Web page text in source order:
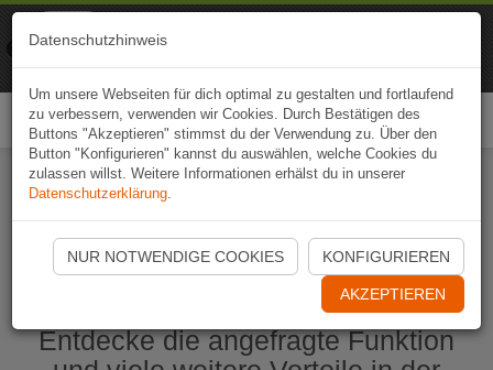
Naviki App jetzt öffnen
Entdecke die angefragte Funktion
Datenschutzhinweis
Um unsere Webseiten für dich optimal zu gestalten und fortlaufend
zu verbessern, verwenden wir Cookies. Durch Bestätigen des
Buttons "Akzeptieren" stimmst du der Verwendung zu. Über den
Button "Konfigurieren" kannst du auswählen, welche Cookies du
zulassen willst. Weitere Informationen erhälst du in unserer
Datenschutzerklärung.
NUR NOTWENDIGE COOKIES KONFIGURIEREN
AKZEPTIEREN
Naviki